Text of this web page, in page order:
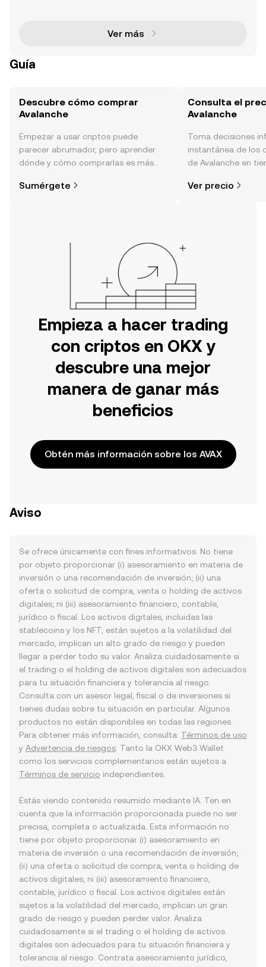
Capa-1 diseñada para superar las limitaciones de l
Ver más
Guía
Descubre cómo comprar
Avalanche
Empezar a usar criptos puede
parecer abrumador, pero aprender
dónde y cómo comprarlas es más
tu aventura en la aplicación móvil de
Sumérgete
Consulta el
Avalanche
Toma decisiones
instantánea de los
de Avalanche en
noticias y más.
Ver precio
Empieza a hacer trading
con criptos en OKX y
descubre una mejor
manera de ganar más
beneficios
Obtén más información sobre los AVAX
Aviso
Se ofrece únicamente con fines informativos. No tiene
por objeto proporcionar (i) asesoramiento en materia de
inversión o una recomendación de inversión; (ii) una
oferta o solicitud de compra, venta o holding de activos
digitales; ni (iii) asesoramiento financiero, contable,
jurídico o fiscal. Los activos digitales, incluidas las
stablecoins y los NFT, están sujetos a la volatilidad del
mercado, implican un alto grado de riesgo y pueden
llegar a perder todo su valor. Analiza cuidadosamente si
el trading o el holding de activos digitales son adecuados
para tu situación financiera y tolerancia al riesgo.
Consulta con un asesor legal, fiscal o de inversiones si
tienes dudas sobre tu situación en particular. Algunos
productos no están disponibles en todas las regiones.
Para obtener más información, consulta: Términos de uso
y Advertencia de riesgos . Tanto la OKX Web3 Wallet
como los servicios complementarios están sujetos a
Términos de servicio independientes.
Estás viendo contenido resumido mediante IA. Ten en
cuenta que la información proporcionada puede no ser
precisa, completa o actualizada. Esta información no
tiene por objeto proporcionar (i) asesoramiento en
materia de inversión o una recomendación de inversión;
(ii) una oferta o solicitud de compra, venta o holding de
activos digitales; ni (iii) asesoramiento financiero,
contable, jurídico o fiscal. Los activos digitales están
sujetos a la volatilidad del mercado, implican un gran
grado de riesgo y pueden perder valor. Analiza
cuidadosamente si el trading o el holding de activos
digitales son adecuados para tu situación financiera y
tolerancia al riesgo. Contrata asesoramiento jurídico,